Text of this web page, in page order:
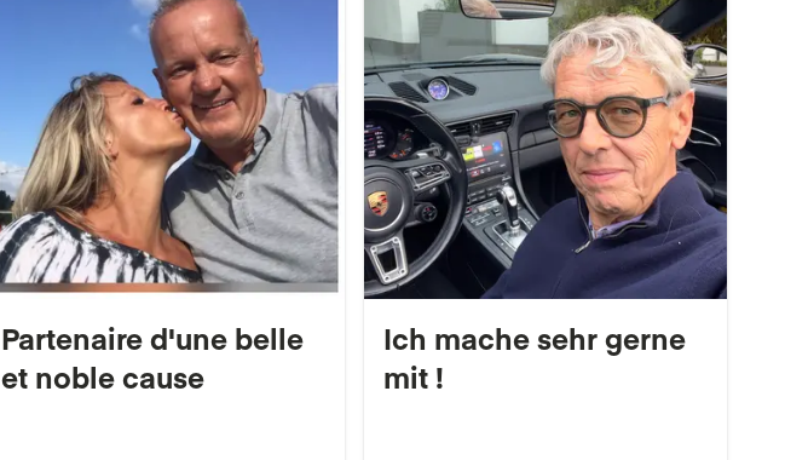
Partenaire d'une belle
et noble cause
Ich mache sehr gerne
mit !